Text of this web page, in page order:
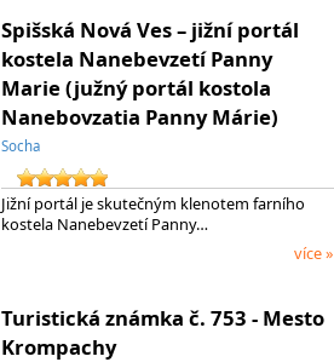
Spišská Nová Ves – jižní portál
kostela Nanebevzetí Panny
Marie (južný portál kostola
Nanebovzatia Panny Márie)
Socha
Jižní portál je skutečným klenotem farního
kostela Nanebevzetí Panny…
více »
Turistická známka č. 753 - Mesto
Krompachy